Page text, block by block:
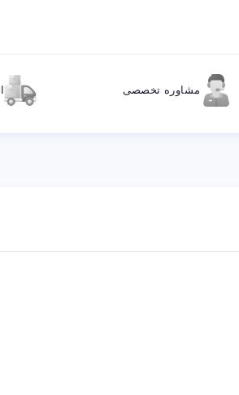
مشاوره تخصصی